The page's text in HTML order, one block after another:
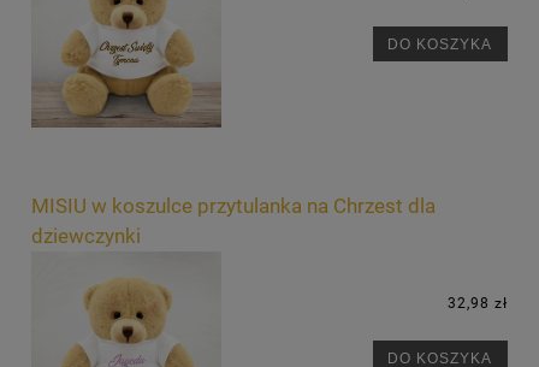
DO KOSZYKA
MISIU w koszulce przytulanka na Chrzest dla
dziewczynki
32,98 zł
DO KOSZYKA